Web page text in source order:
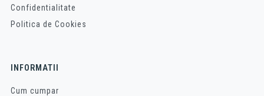
Confidentialitate
Politica de Cookies
INFORMATII
Cum cumpar